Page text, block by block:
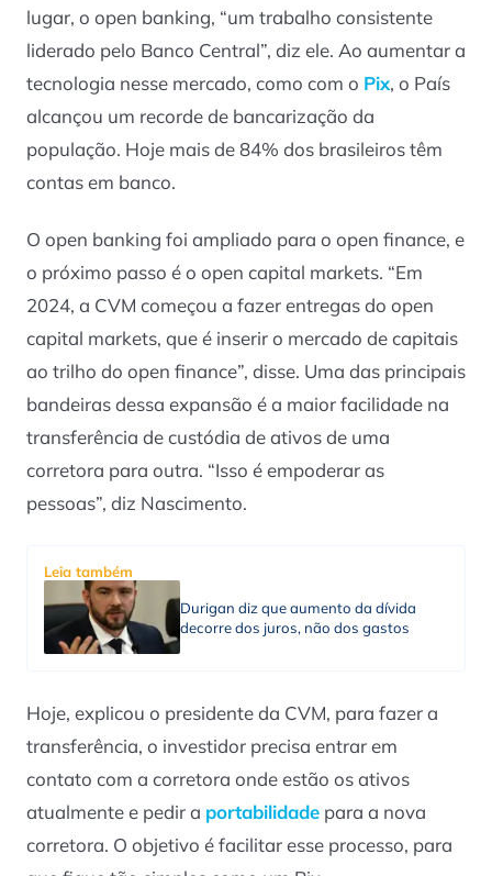
lugar, o open banking, “um trabalho consistente
liderado pelo Banco Central”, diz ele. Ao aumentar a
tecnologia nesse mercado, como com o Pix, o País
alcançou um recorde de bancarização da
população. Hoje mais de 84% dos brasileiros têm
contas em banco.
O open banking foi ampliado para o open finance, e
o próximo passo é o open capital markets. “Em
2024, a CVM começou a fazer entregas do open
capital markets, que é inserir o mercado de capitais
ao trilho do open finance”, disse. Uma das principais
bandeiras dessa expansão é a maior facilidade na
transferência de custódia de ativos de uma
corretora para outra. “Isso é empoderar as
pessoas”, diz Nascimento.
Leia também
Durigan diz que aumento da dívida
decorre dos juros, não dos gastos
Hoje, explicou o presidente da CVM, para fazer a
transferência, o investidor precisa entrar em
contato com a corretora onde estão os ativos
atualmente e pedir a portabilidade para a nova
corretora. O objetivo é facilitar esse processo, para